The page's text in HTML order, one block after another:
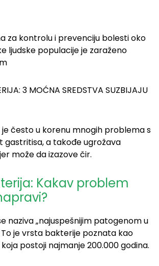
za kontrolu i prevenciju bolesti oko
ljudske populacije je zaraženo
često u korenu mnogih problema s
gastritisa, a takođe ugrožava
može da izazove čir.
Kakav problem
naziva „najuspešnijim patogenom u
To je vrsta bakterije poznata kao
postoji najmanje 200.000 godina.